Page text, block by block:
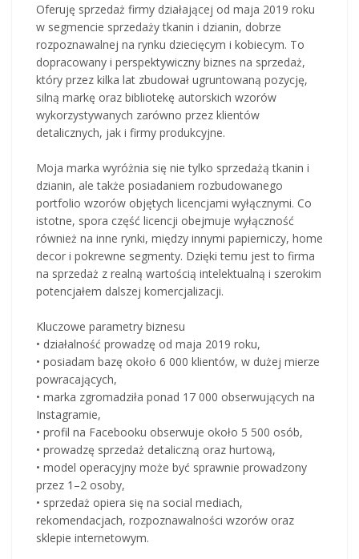
Oferuję sprzedaż firmy działającej od maja 2019 roku
w segmencie sprzedaży tkanin i dzianin, dobrze
rozpoznawalnej na rynku dziecięcym i kobiecym. To
dopracowany i perspektywiczny biznes na sprzedaż,
który przez kilka lat zbudował ugruntowaną pozycję,
silną markę oraz bibliotekę autorskich wzorów
wykorzystywanych zarówno przez klientów
detalicznych, jak i firmy produkcyjne.
Moja marka wyróżnia się nie tylko sprzedażą tkanin i
dzianin, ale także posiadaniem rozbudowanego
portfolio wzorów objętych licencjami wyłącznymi. Co
istotne, spora część licencji obejmuje wyłączność
również na inne rynki, między innymi papierniczy, home
decor i pokrewne segmenty. Dzięki temu jest to firma
na sprzedaż z realną wartością intelektualną i szerokim
potencjałem dalszej komercjalizacji.
Kluczowe parametry biznesu
• działalność prowadzę od maja 2019 roku,
• posiadam bazę około 6 000 klientów, w dużej mierze
powracających,
• marka zgromadziła ponad 17 000 obserwujących na
Instagramie,
• profil na Facebooku obserwuje około 5 500 osób,
• prowadzę sprzedaż detaliczną oraz hurtową,
• model operacyjny może być sprawnie prowadzony
przez 1–2 osoby,
• sprzedaż opiera się na social mediach,
rekomendacjach, rozpoznawalności wzorów oraz
sklepie internetowym.